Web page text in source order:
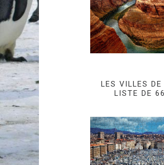
LES VILLES
LISTE DE